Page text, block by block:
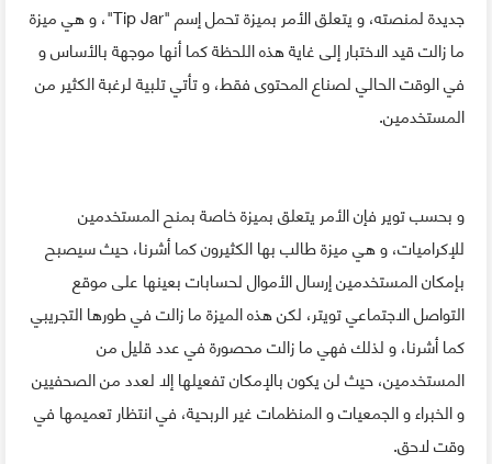
جديدة لمنصته، و يتعلق الأمر بميزة تحمل إسم "Tip Jar"، و هي ميزة
ما زالت قيد الاختبار إلى غاية هذه اللحظة كما أنها موجهة بالأساس و
في الوقت الحالي لصناع المحتوى فقط، و تأتي تلبية لرغبة الكثير من
المستخدمين.
و بحسب توير فإن الأمر يتعلق بميزة خاصة بمنح المستخدمين
للإكراميات، و هي ميزة طالب بها الكثيرون كما أشرنا، حيث سيصبح
بإمكان المستخدمين إرسال الأموال لحسابات بعينها على موقع
التواصل الاجتماعي تويتر، لكن هذه الميزة ما زالت في طورها التجريبي
كما أشرنا، و لذلك فهي ما زالت محصورة في عدد قليل من
المستخدمين، حيث لن يكون بالإمكان تفعيلها إلا لعدد من الصحفيين
و الخبراء و الجمعيات و المنظمات غير الربحية، في انتظار تعميمها في
وقت لاحق.